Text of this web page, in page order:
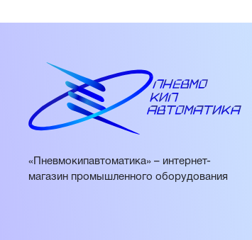
«Пневмокипавтоматика» – интернет-
магазин промышленного оборудования